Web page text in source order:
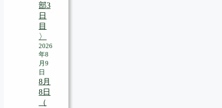
部3
日
目
〉
2026
年8
月9
日
8月
8日
（